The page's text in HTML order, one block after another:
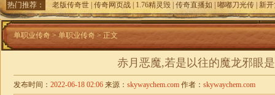
热门推荐：
老版传奇世 传奇网页战 1.76精灵毁 传奇直播如 嘟嘟刀光传 新
单职业传奇 > 单职业传奇 > 正文
赤月恶魔,若是以往的魔龙邪眼
发布时间： 2022-06-18 02:06 来源： skywaychem.com 作者： skywaychem.com